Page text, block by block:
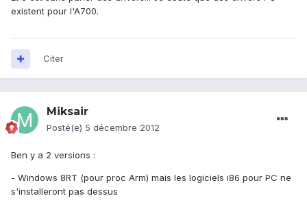
existent pour l'A700.
Citer
Miksair
Posté(e) 5 décembre 2012
Ben y a 2 versions :
- Windows 8RT (pour proc Arm) mais les logiciels i86 pour PC ne
s'installeront pas dessus